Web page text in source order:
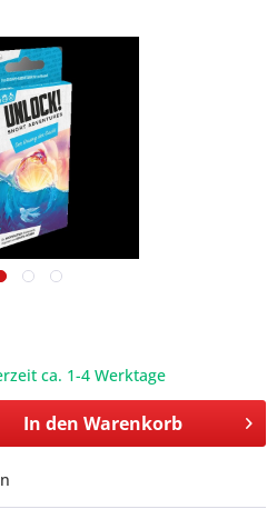
ca. 1-4 Werktage
In den Warenkorb